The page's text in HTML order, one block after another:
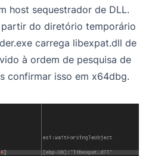
host sequestrador de DLL.
do diretório temporário
carrega libexpat.dll de
à ordem de pesquisa de
confirmar isso em x64dbg.